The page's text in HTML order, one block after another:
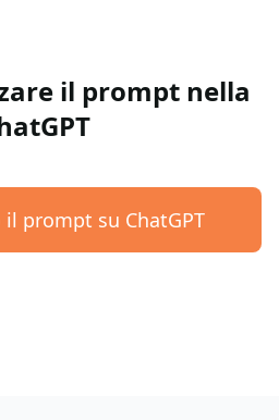
il prompt nella
prompt su ChatGPT